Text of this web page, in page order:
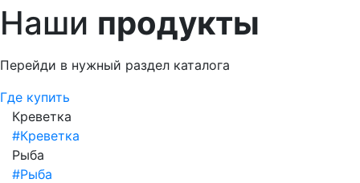
Hаши продукты
Перейди в нужный раздел каталога
Где купить
Креветка
#Креветка
Рыба
#Рыба